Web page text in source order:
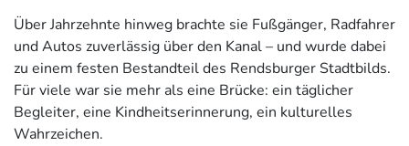
Über Jahrzehnte hinweg brachte sie Fußgänger, Radfahrer
und Autos zuverlässig über den Kanal – und wurde dabei
zu einem festen Bestandteil des Rendsburger Stadtbilds.
Für viele war sie mehr als eine Brücke: ein täglicher
Begleiter, eine Kindheitserinnerung, ein kulturelles
Wahrzeichen.